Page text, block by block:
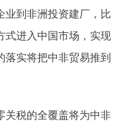
业到非洲投资建厂，比
式进入中国市场，实现
落实将把中非贸易推到
税的全覆盖将为中非